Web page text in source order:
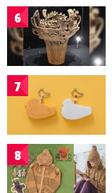
6
7
8